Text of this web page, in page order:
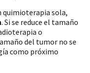
quimioterapia sola,
. Si se reduce el tamaño
o
del tumor no se
como próximo